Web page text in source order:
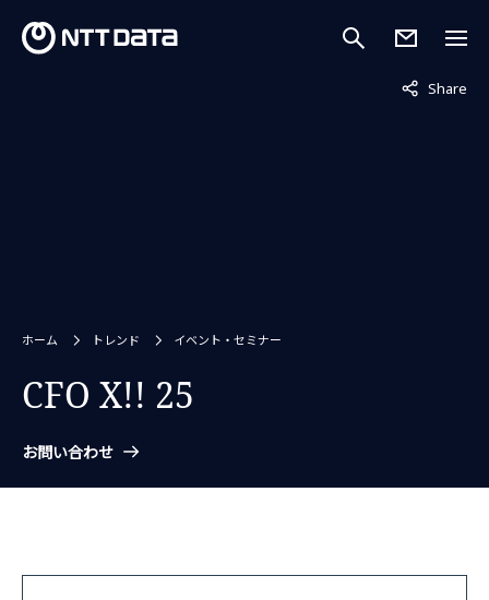
Share
非表示中
ホーム トレンド イベント・セミナー
CFO X!! 25
お問い合わせ